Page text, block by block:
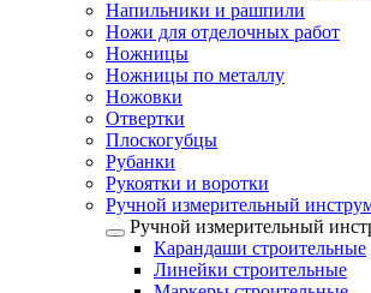
Напильники и рашпили
Ножи для отделочных работ
Ножницы
Ножницы по металлу
Ножовки
Отвертки
Плоскогубцы
Рубанки
Рукоятки и воротки
Ручной измерительный
Ручной измерительный
Карандаши строительные
Линейки строительные